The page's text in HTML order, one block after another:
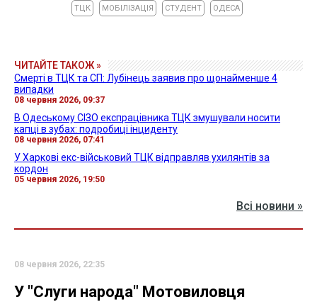
ТЦК МОБІЛІЗАЦІЯ СТУДЕНТ ОДЕСА
ЧИТАЙТЕ ТАКОЖ »
Смерті в ТЦК та СП: Лубінець заявив про щонайменше 4
випадки
08 червня 2026, 09:37
В Одеському СІЗО експрацівника ТЦК змушували носити
капці в зубах: подробиці інциденту
08 червня 2026, 07:41
У Харкові екс-військовий ТЦК відправляв ухилянтів за
кордон
05 червня 2026, 19:50
Всі новини »
08 червня 2026, 22:35
У "Слуги народа" Мотовиловця